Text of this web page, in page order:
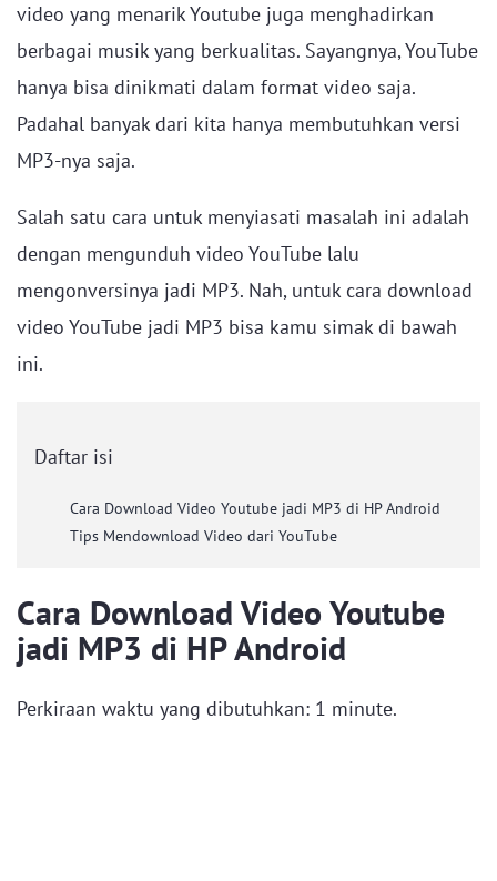
video yang menarik Youtube juga menghadirkan
berbagai musik yang berkualitas. Sayangnya, YouTube
hanya bisa dinikmati dalam format video saja.
Padahal banyak dari kita hanya membutuhkan versi
MP3-nya saja.
Salah satu cara untuk menyiasati masalah ini adalah
dengan mengunduh video YouTube lalu
mengonversinya jadi MP3. Nah, untuk cara download
video YouTube jadi MP3 bisa kamu simak di bawah
ini.
Daftar isi
Cara Download Video Youtube jadi MP3 di HP Android
Tips Mendownload Video dari YouTube
Cara Download Video Youtube
jadi MP3 di HP Android
Perkiraan waktu yang dibutuhkan: 1 minute.